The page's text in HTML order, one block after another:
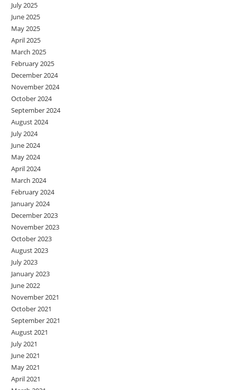
July 2025
June 2025
May 2025
April 2025
March 2025
February 2025
December 2024
November 2024
October 2024
September 2024
August 2024
July 2024
June 2024
May 2024
April 2024
March 2024
February 2024
January 2024
December 2023
November 2023
October 2023
August 2023
July 2023
January 2023
June 2022
November 2021
October 2021
September 2021
August 2021
July 2021
June 2021
May 2021
April 2021